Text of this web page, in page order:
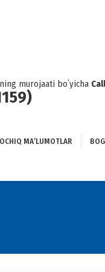
murojaati boʻyicha
OCHIQ MAʼLUMOTLAR